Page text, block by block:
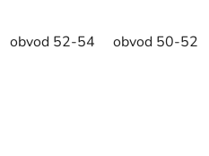
obvod 52-54 obvod 50-52